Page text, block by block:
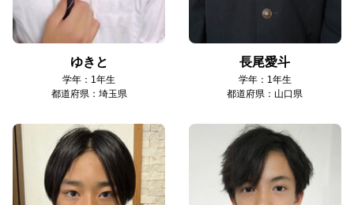
ゆきと
学年：1年生
都道府県：埼玉県
長尾愛斗
学年：1年生
都道府県：山口県